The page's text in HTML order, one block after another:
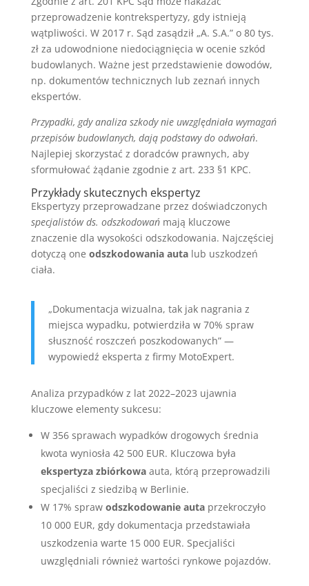
przeprowadzenie kontrekspertyzy, gdy istnieją
wątpliwości. W 2017 r. Sąd zasądził „A. S.A.” o 80 tys.
zł za udowodnione niedociągnięcia w ocenie szkód
budowlanych. Ważne jest przedstawienie dowodów,
np. dokumentów technicznych lub zeznań innych
ekspertów.
Przypadki, gdy analiza szkody nie uwzględniała wymagań
przepisów budowlanych, dają podstawy do odwołań.
Najlepiej skorzystać z doradców prawnych, aby
sformułować żądanie zgodnie z art. 233 §1 KPC.
Przykłady skutecznych ekspertyz
Ekspertyzy przeprowadzane przez doświadczonych
specjalistów ds. odszkodowańmają kluczowe
znaczenie dla wysokości odszkodowania. Najczęściej
dotyczą one odszkodowania autalub uszkodzeń
ciała.
„Dokumentacja wizualna, tak jak nagrania z
miejsca wypadku, potwierdziła w 70% spraw
słuszność roszczeń poszkodowanych” —
wypowiedź eksperta z firmy MotoExpert.
Analiza przypadków z lat 2022–2023 ujawnia
kluczowe elementy sukcesu:
W 356 sprawach wypadków drogowych średnia
kwota wyniosła 42 500 EUR. Kluczowa była
ekspertyza zbiórkowaauta, którą przeprowadzili
specjaliści z siedzibą w Berlinie.
W 17% spraw odszkodowanie autaprzekroczyło
10 000 EUR, gdy dokumentacja przedstawiała
uszkodzenia warte 15 000 EUR. Specjaliści
uwzględniali również wartości rynkowe pojazdów.